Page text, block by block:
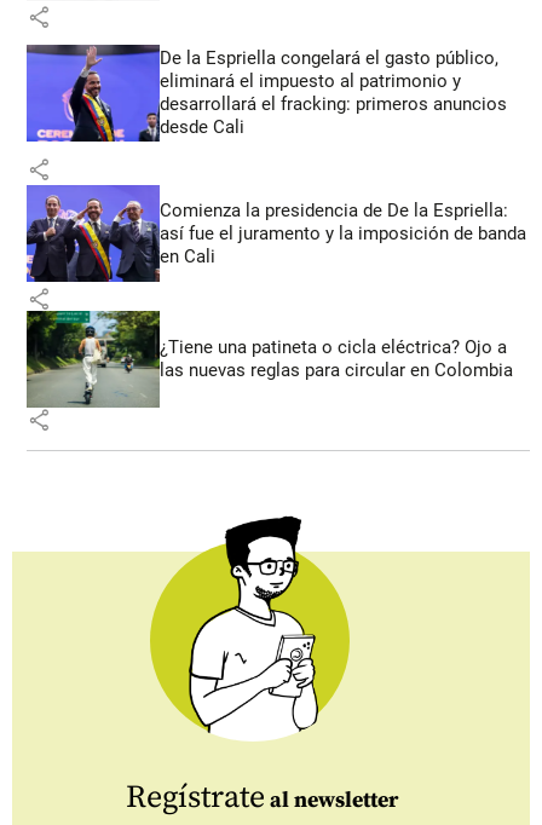
share
De la Espriella congelará el gasto público,
eliminará el impuesto al patrimonio y
desarrollará el fracking: primeros anuncios
desde Cali
share
Comienza la presidencia de De la Espriella:
así fue el juramento y la imposición de banda
en Cali
share
¿Tiene una patineta o cicla eléctrica? Ojo a
las nuevas reglas para circular en Colombia
share
Regístrate al newsletter